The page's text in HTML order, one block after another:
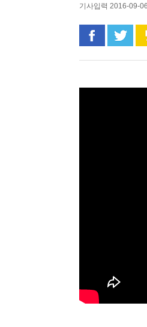
기사입력 2016-09-
페이스북